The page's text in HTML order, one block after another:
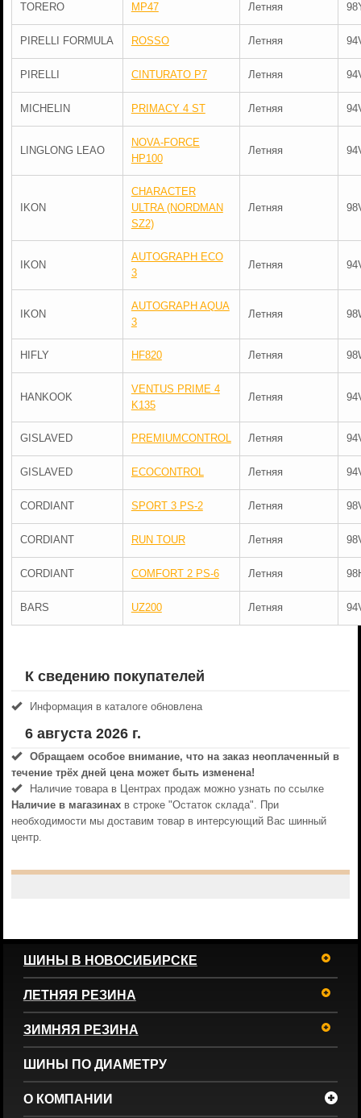
TORERO MP47 Летняя
PIRELLI FORMULA ROSSO Летняя
PIRELLI CINTURATO P7 Летняя
MICHELIN PRIMACY 4 ST Летняя
LINGLONG LEAO
NOVA-FORCE
HP100
Летняя
IKON
CHARACTER
ULTRA (NORDMAN
SZ2)
Летняя
IKON
AUTOGRAPH ECO
3
Летняя
IKON
AUTOGRAPH AQUA
3
Летняя
HIFLY HF820 Летняя
HANKOOK
VENTUS PRIME 4
K135
Летняя
GISLAVED PREMIUMCONTROL Летняя
GISLAVED ECOCONTROL Летняя
CORDIANT SPORT 3 PS-2 Летняя
CORDIANT RUN TOUR Летняя
CORDIANT COMFORT 2 PS-6 Летняя
BARS UZ200 Летняя
К сведению покупателей
Информация в каталоге обновлена
6 августа 2026 г.
Обращаем особое внимание, что на заказ неоплаченный в
течениe трёх дней цена может быть изменена!
Наличие товара в Центрах продаж можно узнать по ссылке
Наличие в магазинахв строке "Остаток склада". При
необходимости мы доставим товар в интерсующий Вас шинный
центр.
ШИНЫ В НОВОСИБИРСКЕ
ЛЕТНЯЯ РЕЗИНА
ЗИМНЯЯ РЕЗИНА
ШИНЫ ПО ДИАМЕТРУ
О КОМПАНИИ